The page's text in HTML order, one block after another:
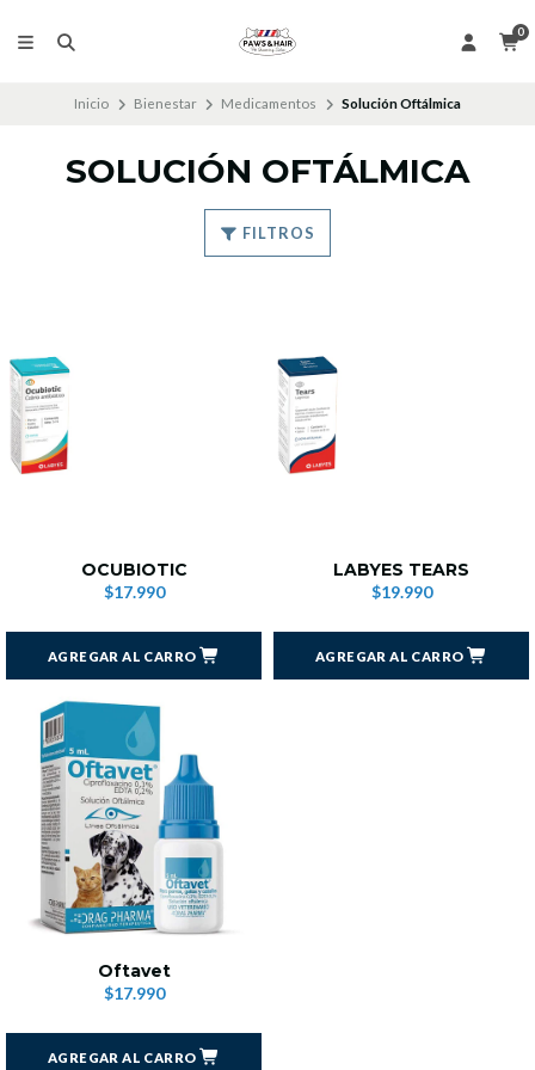
0
Inicio Bienestar Medicamentos Solución Oftálmica
SOLUCIÓN OFTÁLMICA
FILTROS
OCUBIOTIC
$17.990
AGREGAR AL CARRO
LABYES TEARS
$19.990
AGREGAR AL CARRO
Oftavet
$17.990
AGREGAR AL CARRO